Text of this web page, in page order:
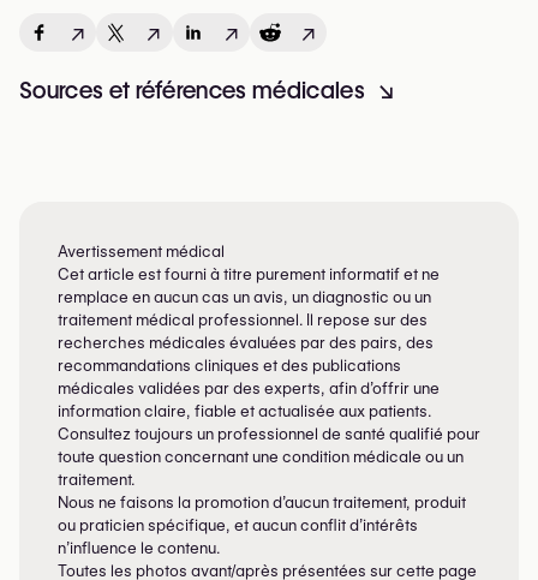
↗ ↗ ↗ ↗
Sources et références médicales ↘
Avertissement médical
Cet article est fourni à titre purement informatif et ne
remplace en aucun cas un avis, un diagnostic ou un
traitement médical professionnel. Il repose sur des
recherches médicales évaluées par des pairs, des
recommandations cliniques et des publications
médicales validées par des experts, afin d’offrir une
information claire, fiable et actualisée aux patients.
Consultez toujours un professionnel de santé qualifié pour
toute question concernant une condition médicale ou un
traitement.
Nous ne faisons la promotion d’aucun traitement, produit
ou praticien spécifique, et aucun conflit d’intérêts
n’influence le contenu.
Toutes les photos avant/après présentées sur cette page